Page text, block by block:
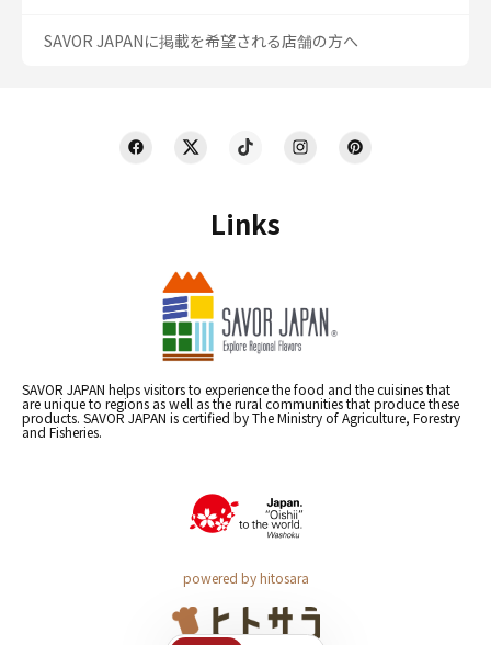
Links
SAVOR JAPAN helps visitors to experience the food and the cuisines that
are unique to regions as well as the rural communities that produce these
products. SAVOR JAPAN is certified by The Ministry of Agriculture, Forestry
and Fisheries.
powered by hitosara
SAVOR JAPANに掲載を希望される店舗の方へ